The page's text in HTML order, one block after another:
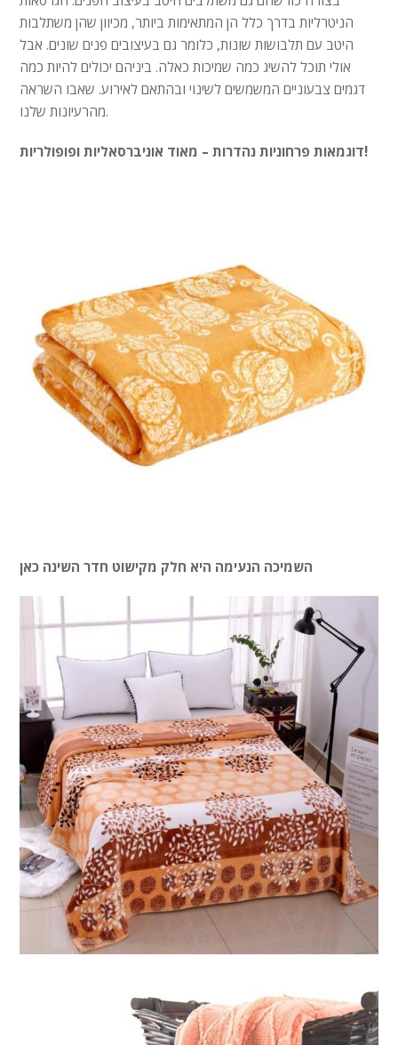
הניטרליות בדרך כלל הן המתאימות ביותר, מכיוון שהן משתלבות
היטב עם תלבושות שונות, כלומר גם בעיצובים פנים שונים. אבל
אולי תוכל להשיג כמה שמיכות כאלה. ביניהם יכולים להיות כמה
דגמים צבעוניים המשמשים לשינוי ובהתאם לאירוע. שאבו השראה
מהרעיונות שלנו.
דוגמאות פרחוניות נהדרות – מאוד אוניברסאליות ופופולריות!
השמיכה הנעימה היא חלק מקישוט חדר השינה כאן